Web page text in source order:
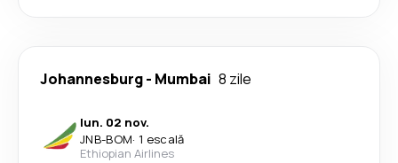
Johannesburg- Mumbai 8 zile
lun. 02 nov.
JNB-BOM· 1 escală
Ethiopian Airlines